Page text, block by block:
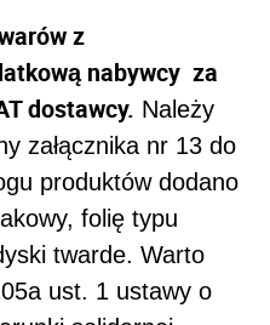
z
nabywcy za
dostawcy. Należy
załącznika nr 13 do
produktów dodano
folię typu
twarde. Warto
ust. 1 ustawy o